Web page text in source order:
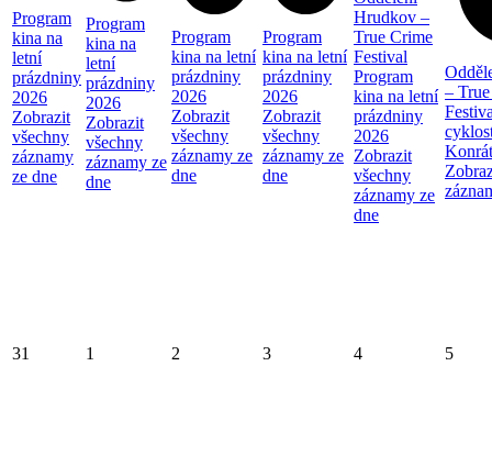
Program
kina na
letní
prázdniny
2026
Zobrazit
všechny
záznamy
ze dne
Program
kina na
letní
prázdniny
2026
Zobrazit
všechny
záznamy ze
dne
Program
kina na letní
prázdniny
2026
Zobrazit
všechny
záznamy ze
dne
Program
kina na letní
prázdniny
2026
Zobrazit
všechny
záznamy ze
dne
Hrudkov –
True Crime
Festival
Program
kina na letní
prázdniny
2026
Zobrazit
všechny
záznamy ze
dne
–
31 1 2 3 4 5